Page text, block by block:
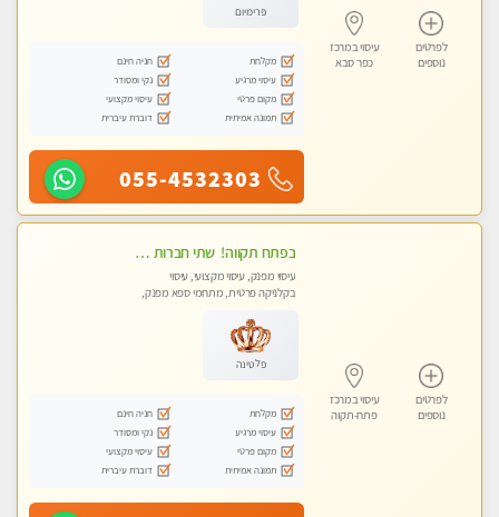
לפרטים
נוספים
עיסוי במרכז
כפר סבא
פרימיום
מקלחת
חניה חינם
עיסוי מרגיע
נקי ומסודר
מקום פרטי
עיסוי מקצועי
תמונה אמיתית
דוברת עיברית
055-4532303
לפרטים
נוספים
עיסוי במרכז
פתח-תקוה
‏בפתח תקווה! ‏ שתי חברות יפיפיות ‏לעיסוי מקצועי י ודיסקרטי מכבדים כרטיסי אשראי !! ללא מין 03-728-36-36
עיסוי מפנק, עיסוי מקצועי, עיסוי
בקלניקה פרטית, מתחמי ספא מפנק,
פלטינה
מקלחת
חניה חינם
עיסוי מרגיע
נקי ומסודר
מקום פרטי
עיסוי מקצועי
תמונה אמיתית
דוברת עיברית